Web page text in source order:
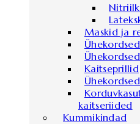
Maskid ja
Kaitseprillid
kaitseriided
Kummikindad